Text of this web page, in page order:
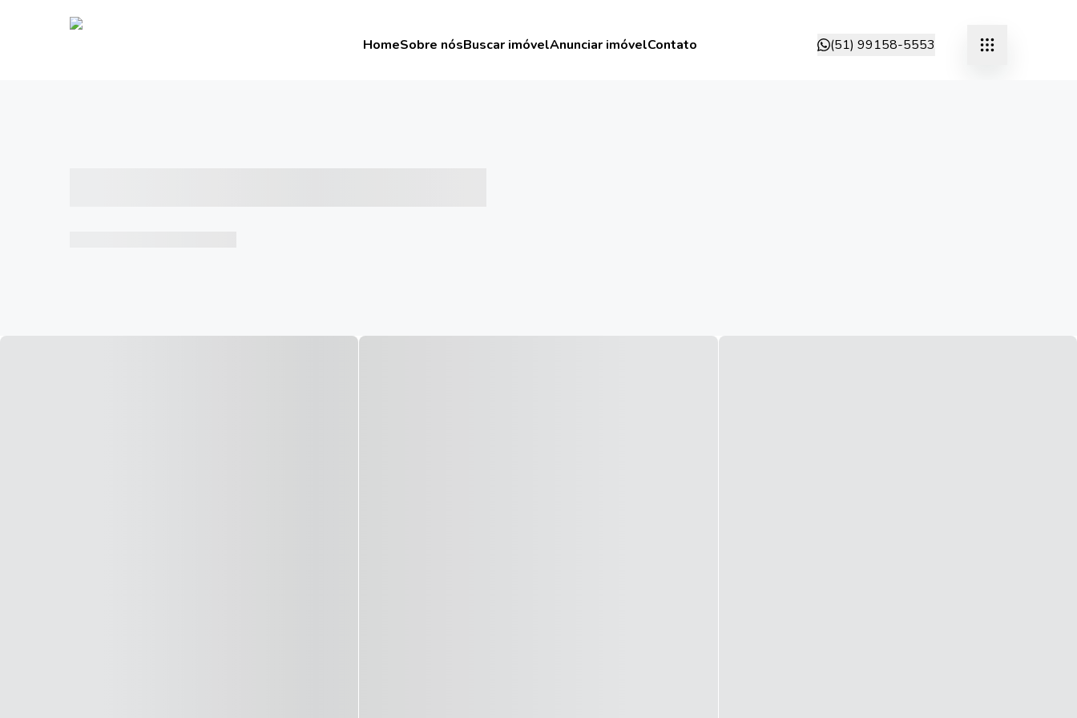
HomeSobre nósBuscar imóvelAnunciar imóvelContato (51) 99158-5553